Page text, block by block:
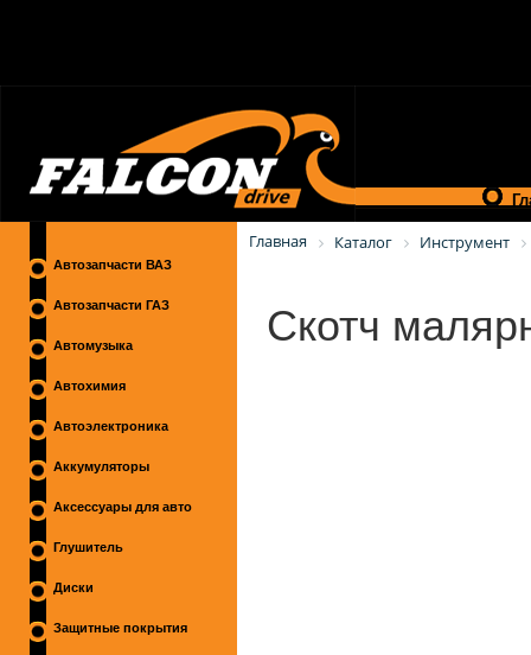
Автозапчасти ВАЗ
Автозапчасти ГАЗ
Автомузыка
Автохимия
Автоэлектроника
Аккумуляторы
Аксессуары для авто
Глушитель
Диски
Защитные покрытия
Главная Каталог Инструмент
Скотч